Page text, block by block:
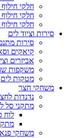
חלקי
חלקי
חלקי חילוף
סירות וציוד לים
סירות
קיאקים
אביזרים
משקפות
מטקות לים
משחקי חצר
נדנדות
מתקני סל
לוח
משחקי